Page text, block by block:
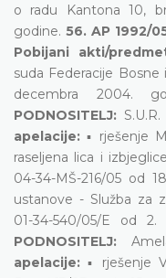
o radu Kantona 10,
godine.56. AP 1992/
Pobijani akti/
suda Federacije
decembra 2004.
PODNOSITELJ:
apelacije: ▪ rješenje
raseljena lica i
04-34-MŠ-216/05 od
ustanove - Služba za
01-34-540/05/E od
PODNOSITELJ:
apelacije: ▪ rješenje